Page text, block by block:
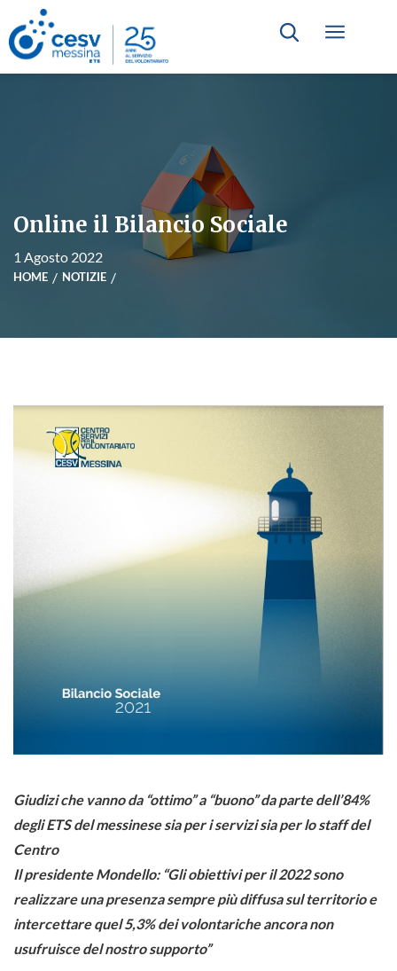
Online il Bilancio Sociale
1 Agosto 2022
HOME NOTIZIE
Giudizi che vanno da “ottimo” a “buono” da parte dell’84%
degli ETS del messinese sia per i servizi sia per lo staff del
Centro
Il presidente Mondello: “Gli obiettivi per il 2022 sono
realizzare una presenza sempre più diffusa sul territorio e
intercettare quel 5,3% dei volontariche ancora non
usufruisce del nostro supporto”